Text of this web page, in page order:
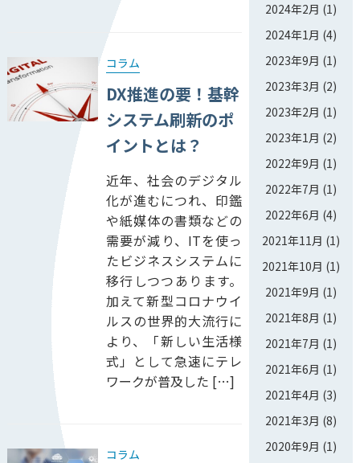
コラム
DX推進の要！基幹
システム刷新のポ
イントとは？
近年、社会のデジタル
化が進むにつれ、印鑑
や紙媒体の書類などの
需要が減り、ITを使っ
たビジネスシステムに
移行しつつあります。
加えて新型コロナウイ
ルスの世界的大流行に
より、「新しい生活様
式」として急速にテレ
ワークが普及した […]
コラム
2024年2月 (1)
2024年1月 (4)
2023年9月 (1)
2023年3月 (2)
2023年2月 (1)
2023年1月 (2)
2022年9月 (1)
2022年7月 (1)
2022年6月 (4)
2021年11月 (1)
2021年10月 (1)
2021年9月 (1)
2021年8月 (1)
2021年7月 (1)
2021年6月 (1)
2021年4月 (3)
2021年3月 (8)
2020年9月 (1)